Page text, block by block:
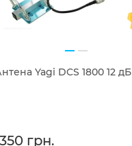
Yagi DCS 1800 12 дБ
грн.